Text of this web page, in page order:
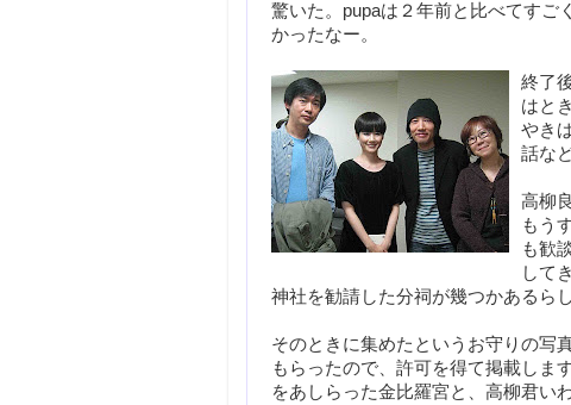
驚いた。pupaは２年前と比べてすご
かったなー。
終了
はと
やき
話な
高柳
もう
も歓
して
神社を勧請した分祠が幾つかあるら
そのときに集めたというお守りの写
もらったので、許可を得て掲載しま
をあしらった金比羅宮と、高柳君い